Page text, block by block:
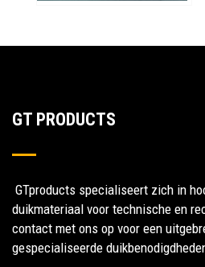
GT PRODUCTS
GTproducts specialiseert zich in
duikmateriaal voor technische en
contact met ons op voor een
gespecialiseerde